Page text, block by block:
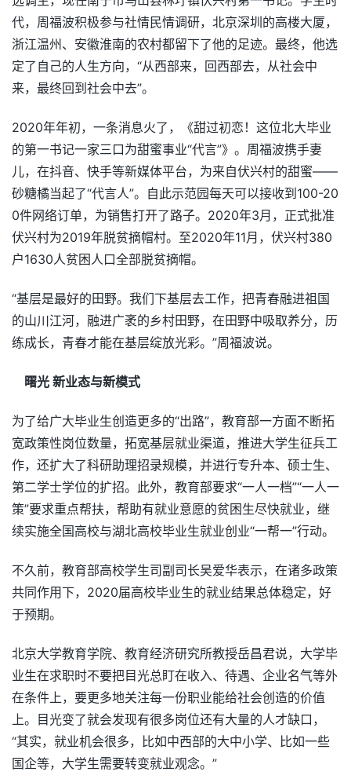
代，周福波积极参与社情民情调研，北京深圳的高楼大厦，
浙江温州、安徽淮南的农村都留下了他的足迹。最终，他选
定了自己的人生方向，“从西部来，回西部去，从社会中
来，最终回到社会中去”。
2020年年初，一条消息火了，《甜过初恋！这位北大毕业
的第一书记一家三口为甜蜜事业“代言”》。周福波携手妻
儿，在抖音、快手等新媒体平台，为来自伏兴村的甜蜜——
砂糖橘当起了“代言人”。自此示范园每天可以接收到100-20
0件网络订单，为销售打开了路子。2020年3月，正式批准
伏兴村为2019年脱贫摘帽村。至2020年11月，伏兴村380
户1630人贫困人口全部脱贫摘帽。
“基层是最好的田野。我们下基层去工作，把青春融进祖国
的山川江河，融进广袤的乡村田野，在田野中吸取养分，历
练成长，青春才能在基层绽放光彩。”周福波说。
曙光 新业态与新模式
为了给广大毕业生创造更多的“出路”，教育部一方面不断拓
宽政策性岗位数量，拓宽基层就业渠道，推进大学生征兵工
作，还扩大了科研助理招录规模，并进行专升本、硕士生、
第二学士学位的扩招。此外，教育部要求“一人一档”“一人一
策”要求重点帮扶，帮助有就业意愿的贫困生尽快就业，继
续实施全国高校与湖北高校毕业生就业创业“一帮一”行动。
不久前，教育部高校学生司副司长吴爱华表示，在诸多政策
共同作用下，2020届高校毕业生的就业结果总体稳定，好
于预期。
北京大学教育学院、教育经济研究所教授岳昌君说，大学毕
业生在求职时不要把目光总盯在收入、待遇、企业名气等外
在条件上，要更多地关注每一份职业能给社会创造的价值
上。目光变了就会发现有很多岗位还有大量的人才缺口，
“其实，就业机会很多，比如中西部的大中小学、比如一些
国企等，大学生需要转变就业观念。”